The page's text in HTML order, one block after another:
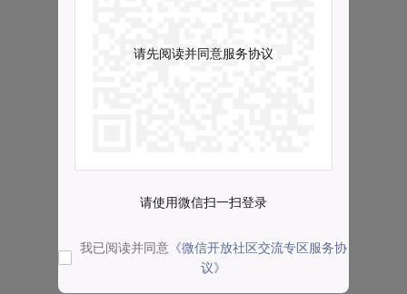
请先阅读并同意服务协议
请使用微信扫一扫登录
我已阅读并同意 《微信开放社区交流专区服务协
议》